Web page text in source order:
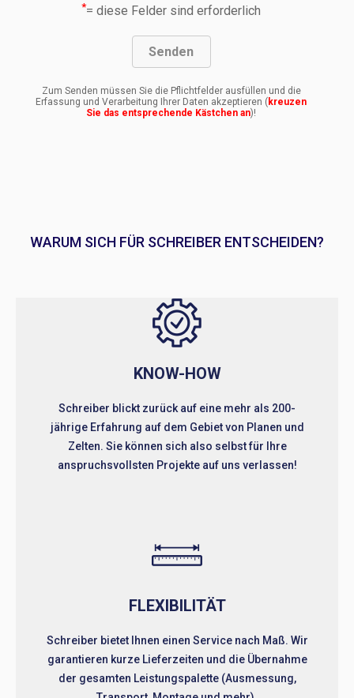
*= diese Felder sind erforderlich
Zum Senden müssen Sie die Pflichtfelder ausfüllen und die
Erfassung und Verarbeitung Ihrer Daten akzeptieren (kreuzen
Sie das entsprechende Kästchen an)!
WARUM SICH FÜR SCHREIBER ENTSCHEIDEN?
KNOW-HOW
Schreiber blickt zurück auf eine mehr als 200-
jährige Erfahrung auf dem Gebiet von Planen und
Zelten. Sie können sich also selbst für Ihre
anspruchsvollsten Projekte auf uns verlassen!
FLEXIBILITÄT
Schreiber bietet Ihnen einen Service nach Maß. Wir
garantieren kurze Lieferzeiten und die Übernahme
der gesamten Leistungspalette (Ausmessung,